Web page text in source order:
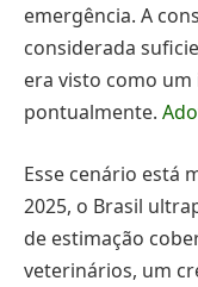
emergência. A
considerada
era visto como
pontualmente.
Esse cenário está
2025, o Brasil
de estimação
veterinários, um